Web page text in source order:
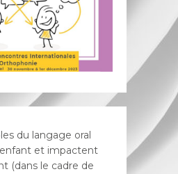
du langage oral
et impactent
(dans le cadre de